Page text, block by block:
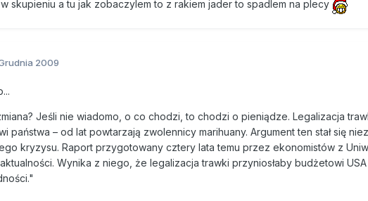
nagle zyskał na aktualności. Wynika z niego, że legalizacja trawki
10-14 mld dol. rocznie oszczędności. To m.in. suma utraconych podatków,
chętnie sięgają też do porównań z czasów Wielkiej Depresji, kiedy kryzys
zniesienia prohibicji na alkohol. Wprowadzona w latach 20. XX
– Państwo ma mniejszą kontrolę nad produktami, których używania
do sprzedaży i opodatkowało – mówi prof. Nadelmann.
to świetny biznes, nad którym władze nie mają kontroli ani nie czerpią z
skupieniu a tu jak zobaczylem to z rakiem jader to spadlem na plecy
2009
Jeśli nie wiadomo, o co chodzi, to chodzi o pieniądze. Legalizacja
państwa – od lat powtarzają zwolennicy marihuany. Argument ten stał się
kryzysu. Raport przygotowany cztery lata temu przez ekonomistów z
Wynika z niego, że legalizacja trawki przyniosłaby budżetowi USA